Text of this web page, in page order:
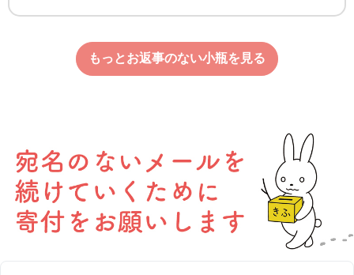
もっとお返事のない小瓶を見る